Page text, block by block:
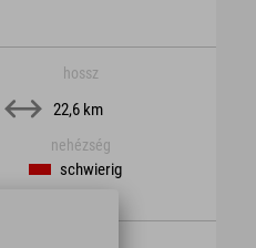
hossz
22,6 km
nehézség
schwierig